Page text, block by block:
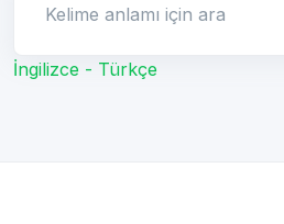
İngilizce - Türkçe